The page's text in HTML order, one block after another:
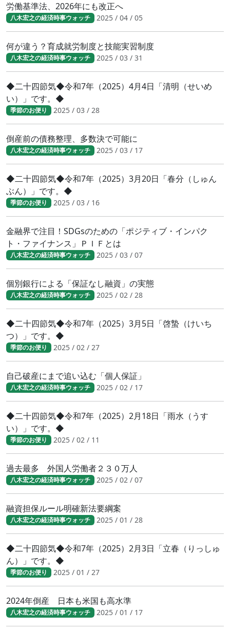
労働基準法、2026年にも改正へ
八木宏之の経済時事ウォッチ 2025 / 04 / 05
何が違う？育成就労制度と技能実習制度
八木宏之の経済時事ウォッチ 2025 / 03 / 31
◆二十四節気◆令和7年（2025）4月4日「清明（せいめ
い）」です。◆
季節のお便り 2025 / 03 / 28
倒産前の債務整理、多数決で可能に
八木宏之の経済時事ウォッチ 2025 / 03 / 17
◆二十四節気◆令和7年（2025）3月20日「春分（しゅん
ぶん）」です。◆
季節のお便り 2025 / 03 / 16
金融界で注目！SDGsのための「ポジティブ・インパク
ト・ファイナンス」ＰＩＦとは
八木宏之の経済時事ウォッチ 2025 / 03 / 07
個別銀行による「保証なし融資」の実態
八木宏之の経済時事ウォッチ 2025 / 02 / 28
◆二十四節気◆令和7年（2025）3月5日「啓蟄（けいち
つ）」です。◆
季節のお便り 2025 / 02 / 27
自己破産にまで追い込む「個人保証」
八木宏之の経済時事ウォッチ 2025 / 02 / 17
◆二十四節気◆令和7年（2025）2月18日「雨水（うす
い）」です。◆
季節のお便り 2025 / 02 / 11
過去最多 外国人労働者２３０万人
八木宏之の経済時事ウォッチ 2025 / 02 / 07
融資担保ルール明確新法要綱案
八木宏之の経済時事ウォッチ 2025 / 01 / 28
◆二十四節気◆令和7年（2025）2月3日「立春（りっしゅ
ん）」です。◆
季節のお便り 2025 / 01 / 27
2024年倒産 日本も米国も高水準
八木宏之の経済時事ウォッチ 2025 / 01 / 17